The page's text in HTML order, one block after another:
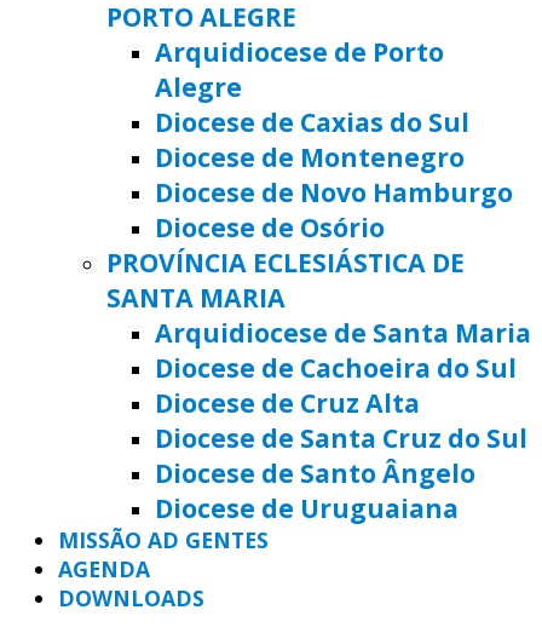
PORTO ALEGRE
Arquidiocese de Porto
Alegre
Diocese de Caxias do Sul
Diocese de Montenegro
Diocese de Novo Hamburgo
Diocese de Osório
PROVÍNCIA ECLESIÁSTICA DE
SANTA MARIA
Arquidiocese de Santa Maria
Diocese de Cachoeira do Sul
Diocese de Cruz Alta
Diocese de Santa Cruz do Sul
Diocese de Santo Ângelo
Diocese de Uruguaiana
MISSÃO AD GENTES
AGENDA
DOWNLOADS